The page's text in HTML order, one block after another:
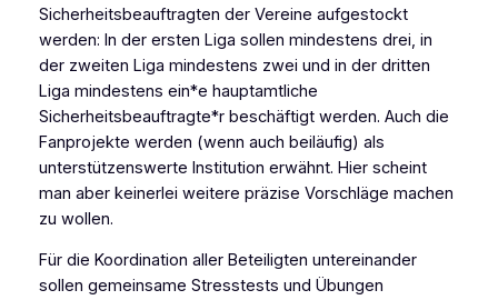
Sicherheitsbeauftragten der Vereine aufgestockt
werden: In der ersten Liga sollen mindestens drei, in
der zweiten Liga mindestens zwei und in der dritten
Liga mindestens ein*e hauptamtliche
Sicherheitsbeauftragte*r beschäftigt werden. Auch die
Fanprojekte werden (wenn auch beiläufig) als
unterstützenswerte Institution erwähnt. Hier scheint
man aber keinerlei weitere präzise Vorschläge machen
zu wollen.
Für die Koordination aller Beteiligten untereinander
sollen gemeinsame Stresstests und Übungen